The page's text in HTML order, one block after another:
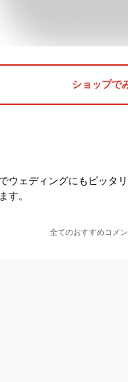
ショップで
ウェディングにもピッタ
す。
全てのおすすめコメン